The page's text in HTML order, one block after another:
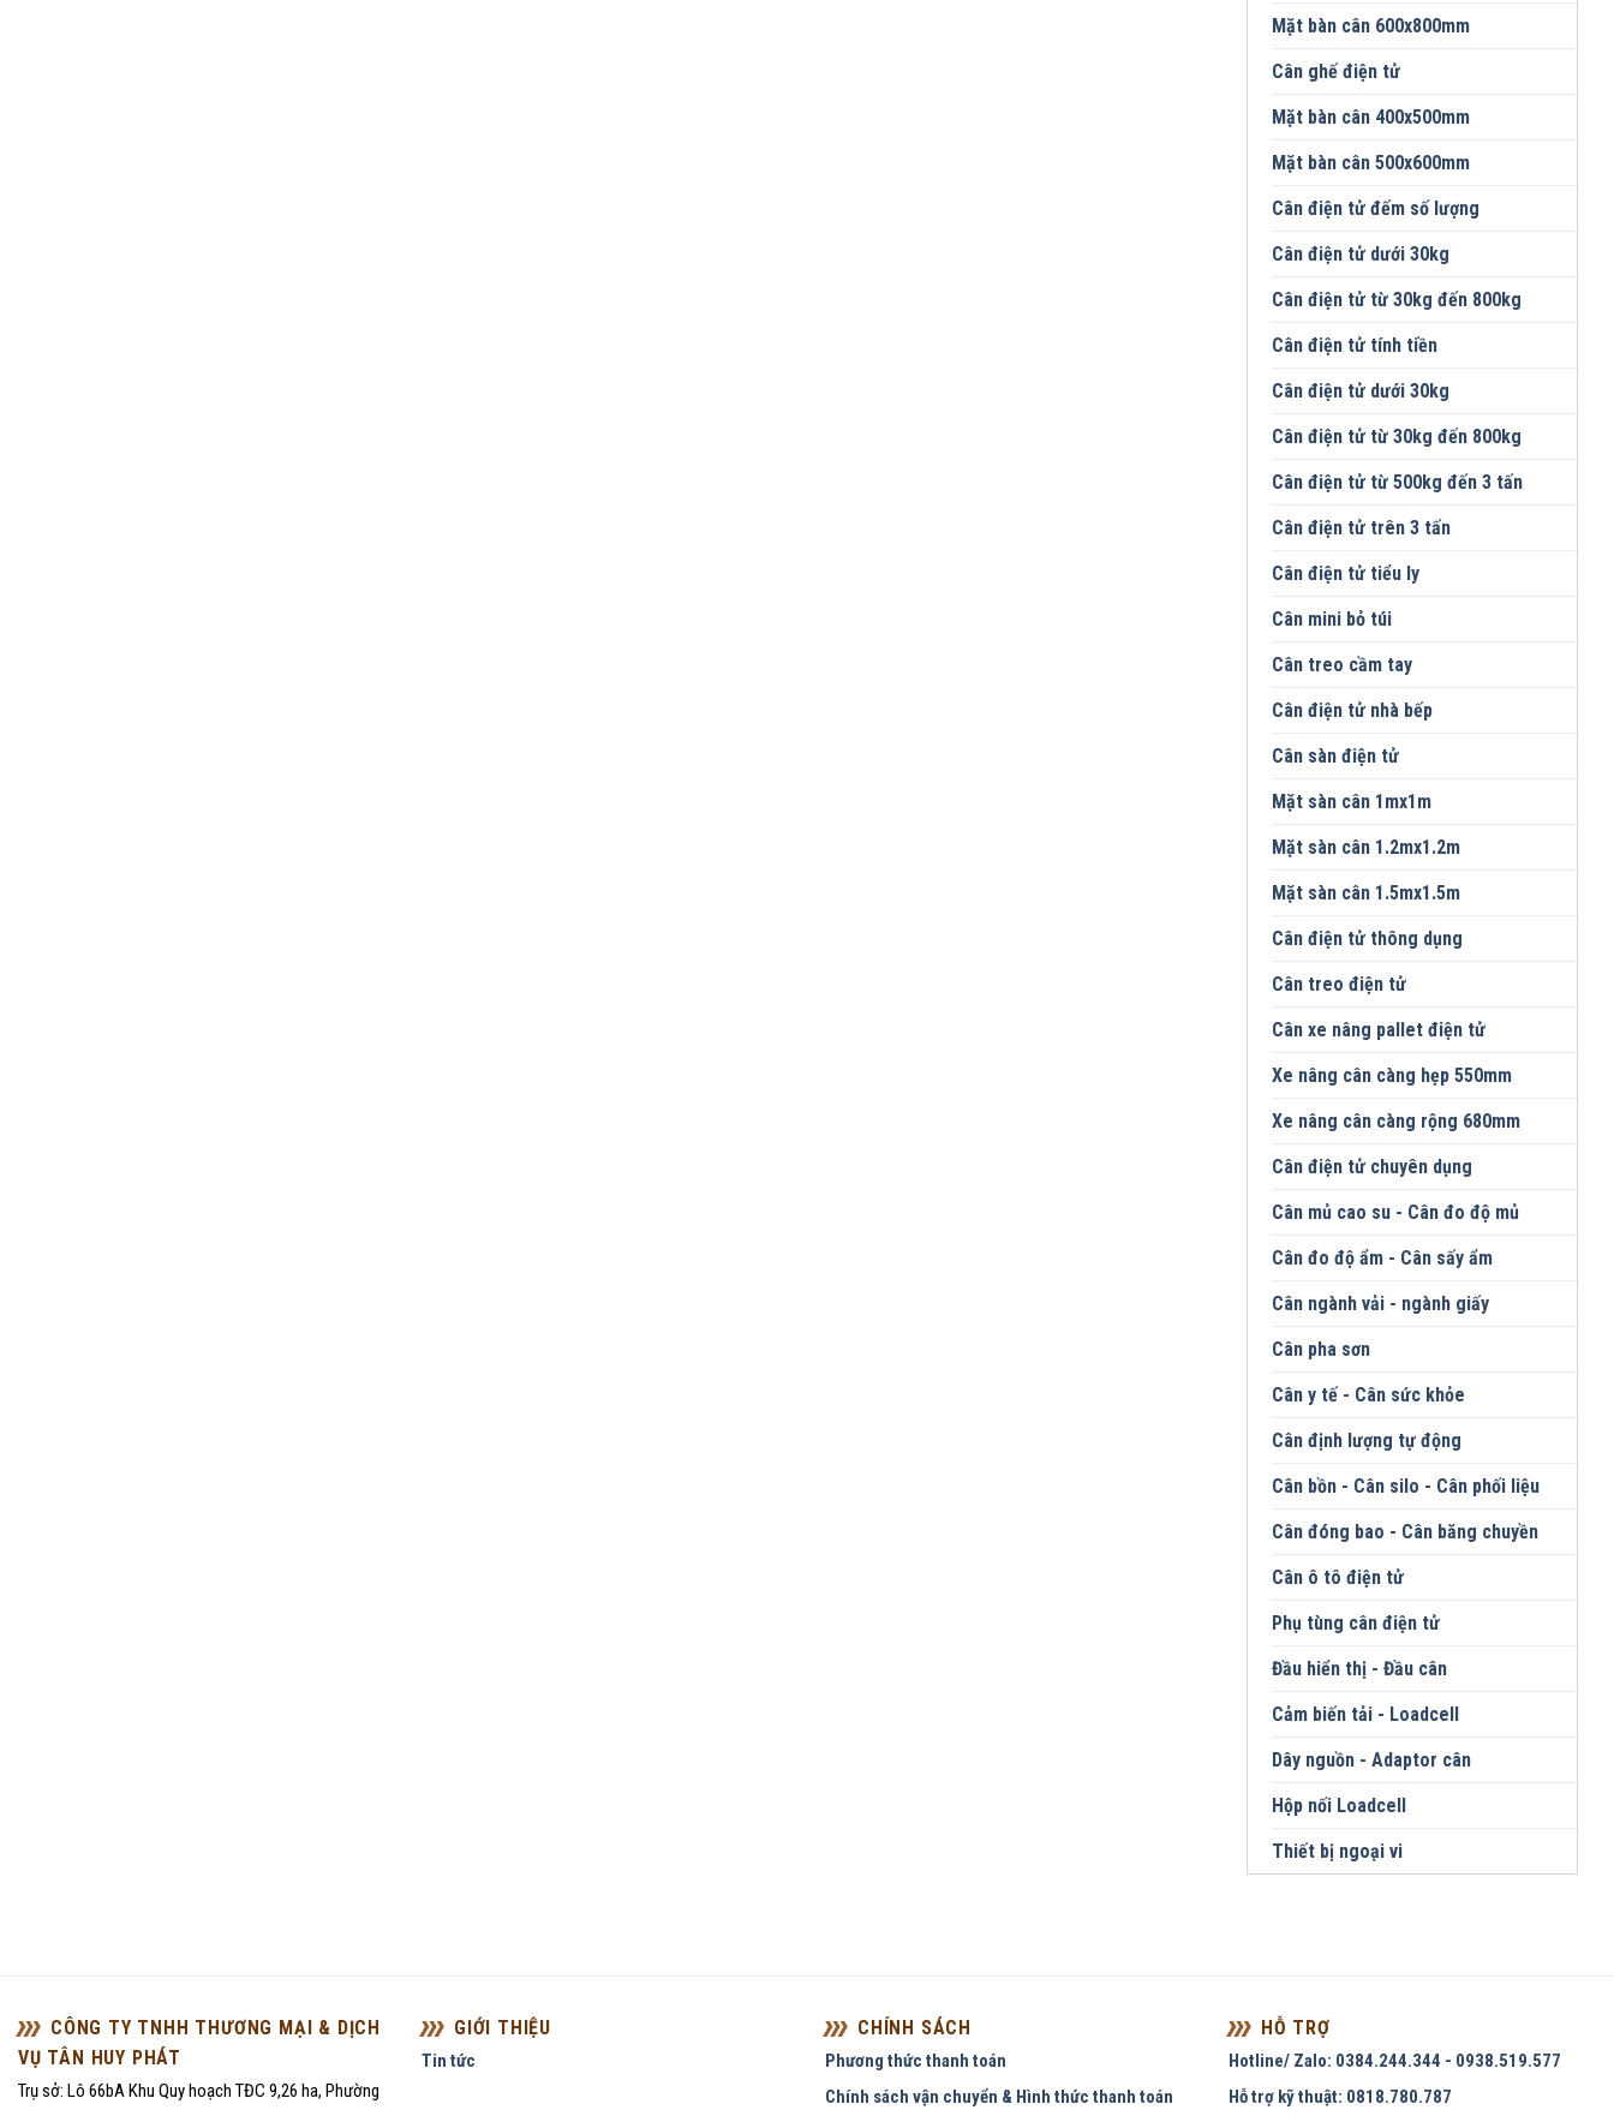
Mặt bàn cân 600x800mm
Cân ghế điện tử
Mặt bàn cân 400x500mm
Mặt bàn cân 500x600mm
Cân điện tử đếm số lượng
Cân điện tử dưới 30kg
Cân điện tử từ 30kg đến 800kg
Cân điện tử tính tiền
Cân điện tử dưới 30kg
Cân điện tử từ 30kg đến 800kg
Cân điện tử từ 500kg đến 3 tấn
Cân điện tử trên 3 tấn
Cân điện tử tiểu ly
Cân mini bỏ túi
Cân treo cầm tay
Cân điện tử nhà bếp
Cân sàn điện tử
Mặt sàn cân 1mx1m
Mặt sàn cân 1.2mx1.2m
Mặt sàn cân 1.5mx1.5m
Cân điện tử thông dụng
Cân treo điện tử
Cân xe nâng pallet điện tử
Xe nâng cân càng hẹp 550mm
Xe nâng cân càng rộng 680mm
Cân điện tử chuyên dụng
Cân mủ cao su - Cân đo độ mủ
Cân đo độ ẩm - Cân sấy ẩm
Cân ngành vải - ngành giấy
Cân pha sơn
Cân y tế - Cân sức khỏe
Cân định lượng tự động
Cân bồn - Cân silo - Cân phối liệu
Cân đóng bao - Cân băng chuyền
Cân ô tô điện tử
Phụ tùng cân điện tử
Đầu hiển thị - Đầu cân
Cảm biến tải - Loadcell
Dây nguồn - Adaptor cân
Hộp nối Loadcell
Thiết bị ngoại vi
CÔNG TY TNHH THƯƠNG MẠI & DỊCH
VỤ TÂN HUY PHÁT
Trụ sở: Lô 66bA Khu Quy hoạch TĐC 9,26 ha, Phường
GIỚI THIỆU
Tin tức
CHÍNH SÁCH
Phương thức thanh toán
Chính sách vận chuyển & Hình thức thanh toán
HỖ TRỢ
Hotline/ Zalo: 0384.244.344 - 0938.519.577
Hỗ trợ kỹ thuật: 0818.780.787